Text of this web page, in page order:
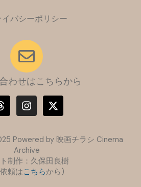
イバシーポリシー
わせはこちらから
n
s
g
r
a
m
-
t
t
e
r
Powered by 映画チラシ Cinema
Archive
制作：久保田良樹
頼はこちらから)